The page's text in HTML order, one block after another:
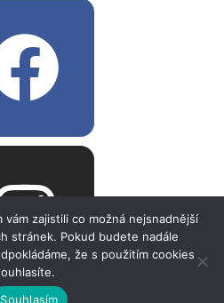
vám zajistili co možná nejsnadnější
stránek. Pokud budete nadále
že s použitím cookies
Souhlasím